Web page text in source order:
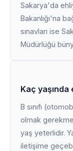
Sakarya'da
Bakanlığı'na
sınavları ise
Müdürlüğü
Kaç yaşında
B sınıfı
olmak
yaş yeterlidir.
iletişime